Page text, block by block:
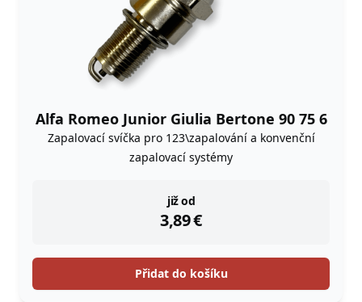
Alfa Romeo Junior Giulia Bertone 90 75 6
Zapalovací svíčka pro 123\zapalování a konvenční
zapalovací systémy
již od
3,89€
instock
Přidat do košíku